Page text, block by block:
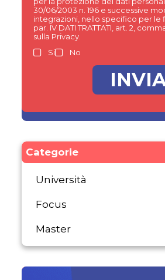
30/06/2003 n. 196 e successive
integrazioni, nello specifico per le
par. IV DATI TRATTATI, art. 2,
sulla Privacy.
Si
No
Categorie
Università
Focus
Master